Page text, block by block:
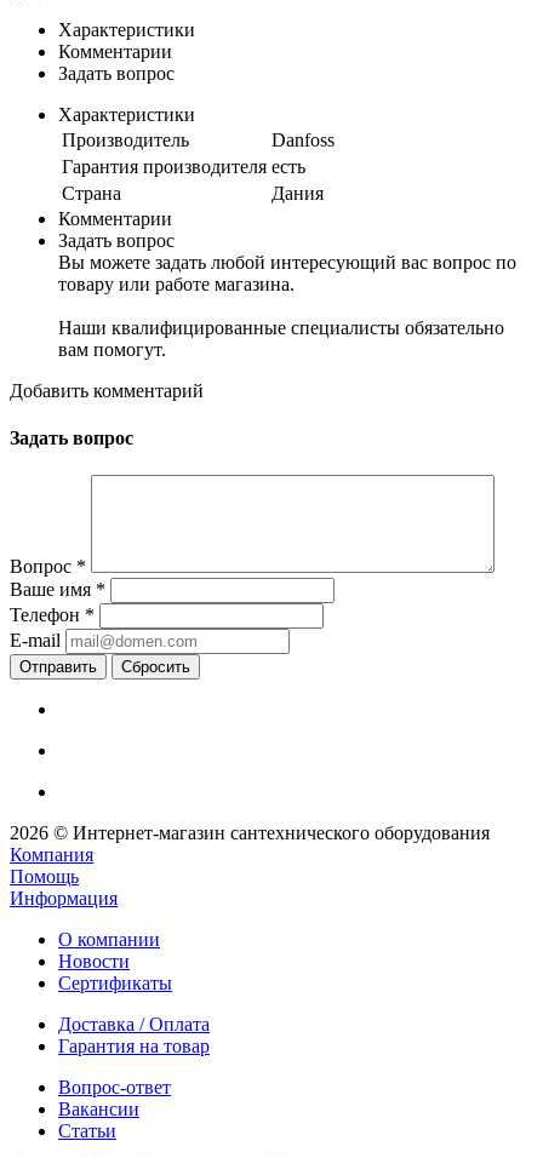
Характеристики
Комментарии
Задать вопрос
Характеристики
Производитель
Danfoss
Гарантия производителя есть
Страна
Дания
Комментарии
Задать вопрос
Вы можете задать любой интересующий вас вопрос по
товару или работе магазина.
Наши квалифицированные специалисты обязательно
вам помогут.
Добавить комментарий
Задать вопрос
Вопрос *
Ваше имя *
Телефон *
E-mail
Сбросить
2026 © Интернет-магазин сантехнического оборудования
Компания
Помощь
Информация
О компании
Новости
Сертификаты
Доставка / Оплата
Гарантия на товар
Вопрос-ответ
Вакансии
Статьи